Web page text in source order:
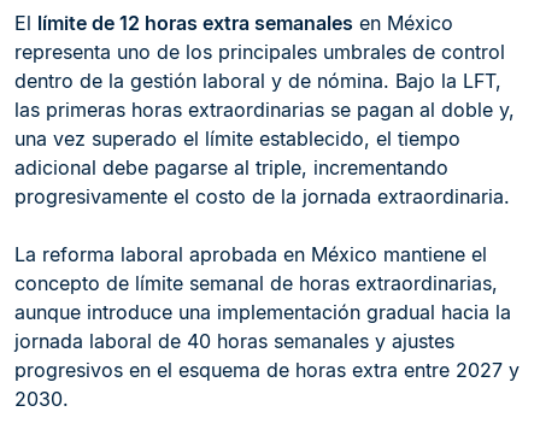
El límite de 12 horas extra semanales en México
representa uno de los principales umbrales de control
dentro de la gestión laboral y de nómina. Bajo la LFT,
las primeras horas extraordinarias se pagan al doble y,
una vez superado el límite establecido, el tiempo
adicional debe pagarse al triple, incrementando
progresivamente el costo de la jornada extraordinaria.
La reforma laboral aprobada en México mantiene el
concepto de límite semanal de horas extraordinarias,
aunque introduce una implementación gradual hacia la
jornada laboral de 40 horas semanales y ajustes
progresivos en el esquema de horas extra entre 2027 y
2030.